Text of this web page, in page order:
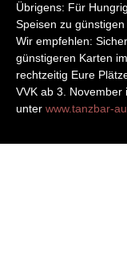
Übrigens: Für
Speisen zu günstigen
Wir empfehlen:
günstigeren Karten
rechtzeitig Eure
VVK ab 3. November
unter www.tanzbar-